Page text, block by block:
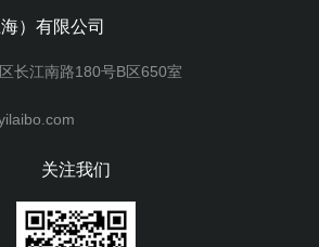
）有限公司
长江南路180号B区650室
关注我们